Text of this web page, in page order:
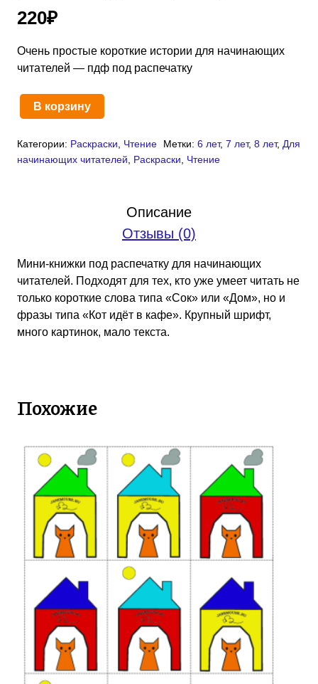
220₽
Очень простые короткие истории для начинающих
читателей — пдф под распечатку
Количество
Мини-
книжки
-
уровень
фразы(PDF)
В корзину
Категории: Раскраски, Чтение Метки: 6 лет, 7 лет, 8 лет, Для
начинающих читателей, Раскраски, Чтение
Описание
Отзывы (0)
Мини-книжки под распечатку для начинающих
читателей. Подходят для тех, кто уже умеет читать не
только короткие слова типа «Сок» или «Дом», но и
фразы типа «Кот идёт в кафе». Крупный шрифт,
много картинок, мало текста.
Похожие